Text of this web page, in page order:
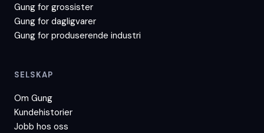
Gung for grossister
Gung for dagligvarer
Gung for produserende industri
SELSKAP
Om Gung
Kundehistorier
Jobb hos oss